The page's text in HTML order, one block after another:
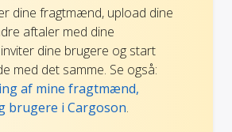
dine fragtmænd, upload dine
aftaler med dine
dine brugere og start
med det samme. Se også:
af mine fragtmænd,
brugere i Cargoson.